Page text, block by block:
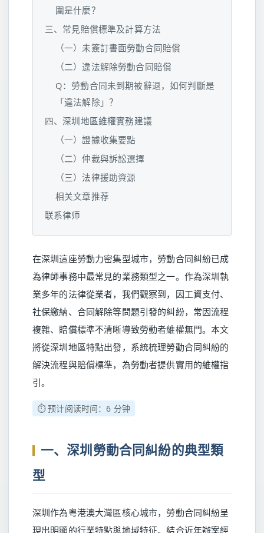
圍是什麼？
三、常見賠償標準及計算方法
（一）未簽訂書面勞動合同賠償
（二）違法解除勞動合同賠償
Q：勞動合同未到期被辭退，如何判斷是
「違法解除」？
四、深圳地區維權實務建議
（一）證據收集要點
（二）仲裁與訴訟選擇
（三）法律援助資源
相关文章推荐
联系律师
在深圳這座勞動力密集型城市，勞動合同糾紛已成
為律師事務中最常見的業務類型之一。作為深圳執
業多年的法律從業者，我們觀察到，因工資支付、
社保繳納、合同解除等問題引發的糾紛，常因流程
複雜、賠償標準不清晰導致勞動者維權無門。本文
將從深圳地區特點出發，系統梳理勞動合同糾紛的
解決流程與賠償標準，為勞動者提供實用的維權指
引。
⏱️ 预计阅读时间：6 分钟
一、深圳勞動合同糾紛的典型類
型
深圳作為粵港澳大灣區核心城市，勞動合同糾紛呈
現出明顯的行業特點與地域特征。結合近年辦案經